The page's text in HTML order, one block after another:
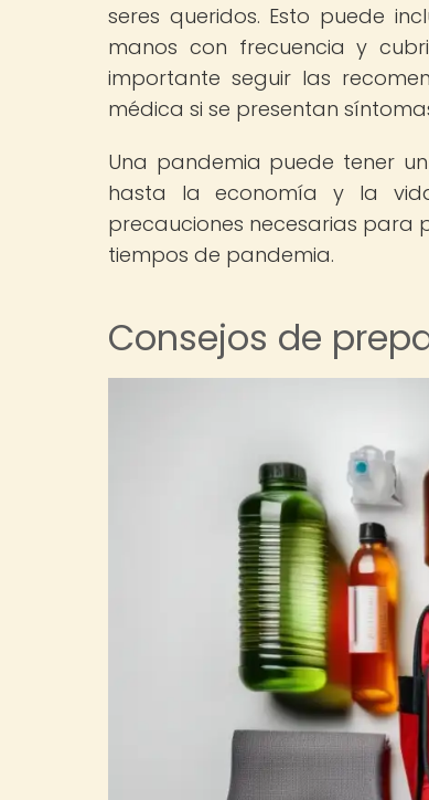
seres queridos. Esto puede
manos con frecuencia y
importante seguir las
médica si se presentan
Una pandemia puede tener
hasta la economía y la
precauciones necesarias para
tiempos de pandemia.
Consejos de